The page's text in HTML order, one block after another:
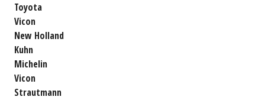
Toyota
Vicon
New Holland
Kuhn
Michelin
Vicon
Strautmann